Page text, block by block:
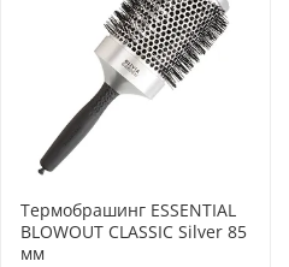
Термобрашинг ESSENTIAL
BLOWOUT CLASSIC Silver 85
мм